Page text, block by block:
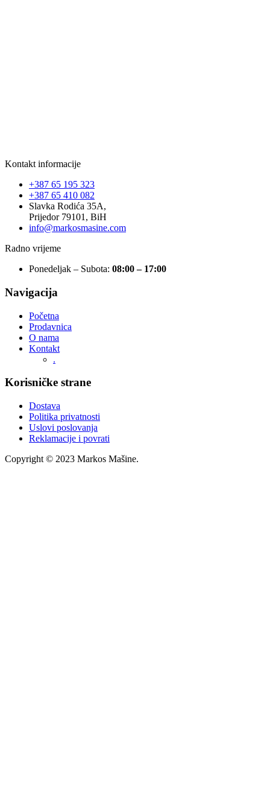
Kontakt informacije
+387 65 195 323
+387 65 410 082
Slavka Rodića 35A,
Prijedor 79101, BiH
info@markosmasine.com
Radno vrijeme
Ponedeljak – Subota: 08:00 – 17:00
Navigacija
Početna
Prodavnica
O nama
Kontakt
.
Korisničke strane
Dostava
Politika privatnosti
Uslovi poslovanja
Reklamacije i povrati
Copyright © 2023 Markos Mašine.